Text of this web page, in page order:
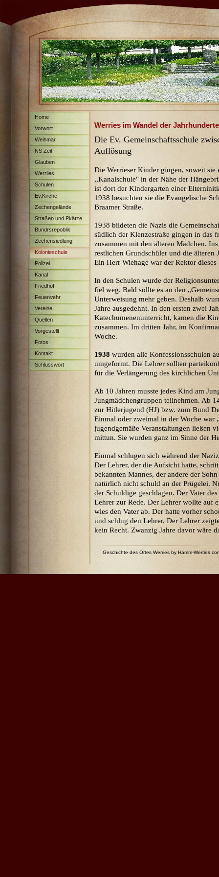
Home
Vorwort
Weihmar
NS Zeit
Glauben
Werriies
Schulen
Ev.Kirche
Zechengelände
Straßen und Pkätze
Bundrsrepoblik
Zechensiedlung
Maximilian
Kolonieschule
Polizei
Kanal
Friedhof
Feuerwehr
Vereine
Quellen
Vorgestellt
Fotos
Kontakt
Schlusswort
Werries im Wandel der
Die Ev. Gemeinschaftsschule
Auflösung
Die Werrieser Kinder gingen, soweit sie
,,Kanalschule" in der Nähe der
ist dort der Kindergarten einer
1938 besuchten sie die Evangelische
Braamer Straße.
1938 bildeten die Nazis die
südlich der Klenzestraße gingen in das
zusammen mit den älteren Mädchen.
restlichen Grundschüler und die älteren
Ein Herr Wiehage war der Rektor dieses
In den Schulen wurde der
fiel weg. Bald sollte es an den
Unterweisung mehr geben. Deshalb
Jahre ausgedehnt. In den ersten zwei
Katechumenenunterricht, kamen die
zusammen. Im dritten Jahr, im
Woche.
1938 wurden alle Konfessionsschulen
umgeformt. Die Lehrer sollten
für die Verlängerung des kirchlichen
Ab 10 Jahren musste jedes Kind am
Jungmädchengruppen teilnehmen. Ab
zur Hitlerjugend (HJ) bzw. zum Bund
Einmal oder zweimal in der Woche war
jugendgemäße Veranstaltungen ließen
mittun. Sie wurden ganz im Sinne der
Einmal schlugen sich während der
Der Lehrer, der die Aufsicht hatte,
bekannten Mannes, der andere der
natürlich nicht schuld an der Prügelei.
der Schuldige geschlagen. Der Vater
Lehrer zur Rede. Der Lehrer wollte auf
wies den Vater ab. Der hatte vorher
und schlug den Lehrer. Der Lehrer
kein Recht. Zwanzig Jahre davor wäre
Geschichte des Ortes Werries by Hamm-